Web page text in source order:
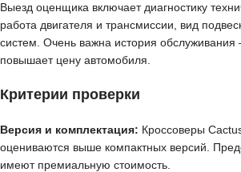
Выезд оценщика включает диагностику
работа двигателя и трансмиссии, вид
систем. Очень важна история
повышает цену автомобиля.
Критерии проверки
Версия и комплектация: Кроссоверы
оцениваются выше компактных версий.
имеют премиальную стоимость.